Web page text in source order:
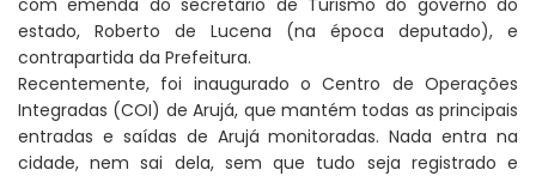
estado, Roberto de Lucena (na época deputado), e
contrapartida da Prefeitura.
Recentemente, foi inaugurado o Centro de Operações
Integradas (COI) de Arujá, que mantém todas as principais
entradas e saídas de Arujá monitoradas. Nada entra na
cidade, nem sai dela, sem que tudo seja registrado e